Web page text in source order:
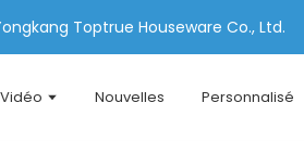
Toptrue Houseware Co., Ltd.
Vidéo Nouvelles Personnalisé